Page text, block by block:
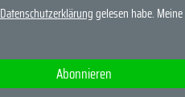
Daten­schutz­erklärunggelesen habe.
Abonnieren